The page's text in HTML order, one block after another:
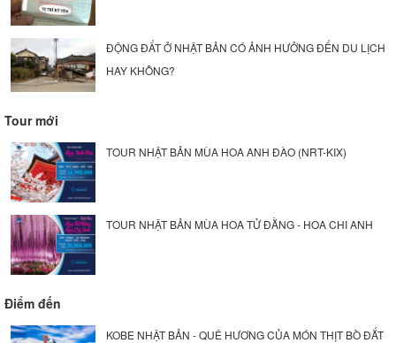
ĐỘNG ĐẤT Ở NHẬT BẢN CÓ ẢNH HƯỞNG ĐẾN DU LỊCH
HAY KHÔNG?
Tour mới
TOUR NHẬT BẢN MÙA HOA ANH ĐÀO (NRT-KIX)
TOUR NHẬT BẢN MÙA HOA TỬ ĐẰNG - HOA CHI ANH
Điểm đến
KOBE NHẬT BẢN - QUÊ HƯƠNG CỦA MÓN THỊT BÒ ĐẮT